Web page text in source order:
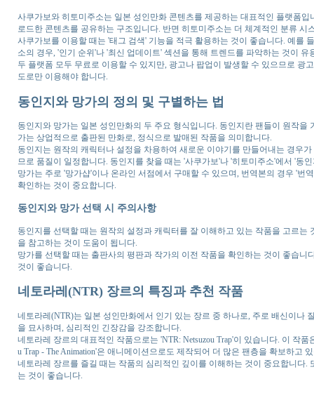
사쿠가보와 히토미주소는 일본 성인만화 콘텐츠를 제공하는 대표적인 플랫폼
로드한 콘텐츠를 공유하는 구조입니다. 반면 히토미주소는 더 체계적인 분류
사쿠가보를 이용할 때는 '태그 검색' 기능을 적극 활용하는 것이 좋습니다. 예를
소의 경우, '인기 순위'나 '최신 업데이트' 섹션을 통해 트렌드를 파악하는 것이 유
두 플랫폼 모두 무료로 이용할 수 있지만, 광고나 팝업이 발생할 수 있으므로
도로만 이용해야 합니다.
동인지와 망가의 정의 및 구별하는 법
동인지와 망가는 일본 성인만화의 두 주요 형식입니다. 동인지란 팬들이 원작
가는 상업적으로 출판된 만화로, 정식으로 발매된 작품을 의미합니다.
동인지는 원작의 캐릭터나 설정을 차용하여 새로운 이야기를 만들어내는 경우
므로 품질이 일정합니다. 동인지를 찾을 때는 '사쿠가보'나 '히토미주소'에서 '동
망가는 주로 '망가샵'이나 온라인 서점에서 구매할 수 있으며, 번역본의 경우 '
확인하는 것이 중요합니다.
동인지와 망가 선택 시 주의사항
동인지를 선택할 때는 원작의 설정과 캐릭터를 잘 이해하고 있는 작품을 고르
을 참고하는 것이 도움이 됩니다.
망가를 선택할 때는 출판사의 평판과 작가의 이전 작품을 확인하는 것이 좋습
것이 좋습니다.
네토라레(NTR) 장르의 특징과 추천 작품
네토라레(NTR)는 일본 성인만화에서 인기 있는 장르 중 하나로, 주로 배신이나
을 묘사하며, 심리적인 긴장감을 강조합니다.
네토라레 장르의 대표적인 작품으로는 'NTR: Netsuzou Trap'이 있습니다. 이 작
u Trap - The Animation'은 애니메이션으로도 제작되어 더 많은 팬층을 확보하고
네토라레 장르를 즐길 때는 작품의 심리적인 깊이를 이해하는 것이 중요합니다
는 것이 좋습니다.